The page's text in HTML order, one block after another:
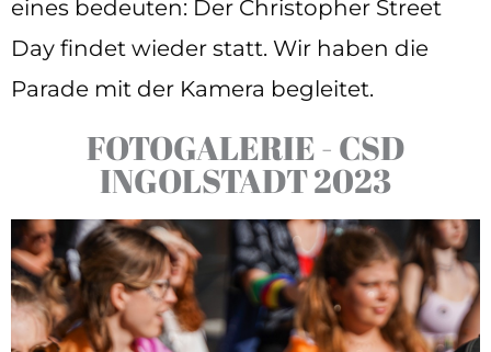
eines bedeuten: Der Christopher Street
Day findet wieder statt. Wir haben die
Parade mit der Kamera begleitet.
FOTOGALERIE - CSD
INGOLSTADT 2023